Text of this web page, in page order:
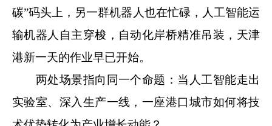
碳”码头上，另一群机器人也在忙碌，人工智能运
输机器人自主穿梭，自动化岸桥精准吊装，天津
港新一天的作业早已开始。
两处场景指向同一个命题：当人工智能走出
实验室、深入生产一线，一座港口城市如何将技